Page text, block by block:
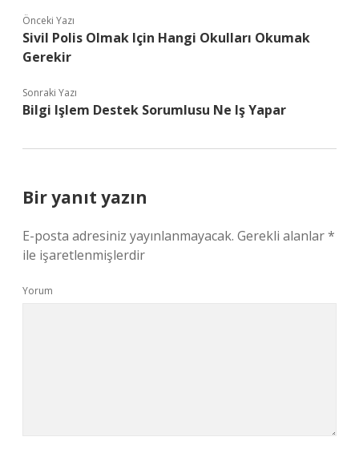
Önceki Yazı
Sivil Polis Olmak Için Hangi Okulları Okumak
Gerekir
Sonraki Yazı
Bilgi Işlem Destek Sorumlusu Ne Iş Yapar
Bir yanıt yazın
E-posta adresiniz yayınlanmayacak. Gerekli alanlar*
ile işaretlenmişlerdir
Yorum